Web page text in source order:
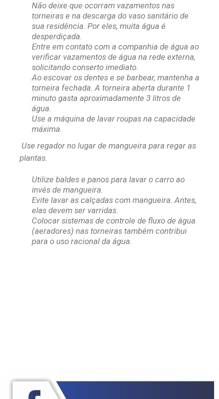
Não deixe que ocorram vazamentos nas
torneiras e na descarga do vaso sanitário de
sua residência. Por eles, muita água é
desperdiçada.
Entre em contato com a companhia de água ao
verificar vazamentos de água na rede externa,
solicitando conserto imediato.
Ao escovar os dentes e se barbear, mantenha a
torneira fechada. A torneira aberta durante 1
minuto gasta aproximadamente 3 litros de
água.
Use a máquina de lavar roupas na capacidade
máxima.
Use regador no lugar de mangueira para regar as
plantas.
Utilize baldes e panos para lavar o carro ao
invés de mangueira.
Evite lavar as calçadas com mangueira. Antes,
elas devem ser varridas.
Colocar sistemas de controle de fluxo de água
(aeradores) nas torneiras também contribui
para o uso racional da água.